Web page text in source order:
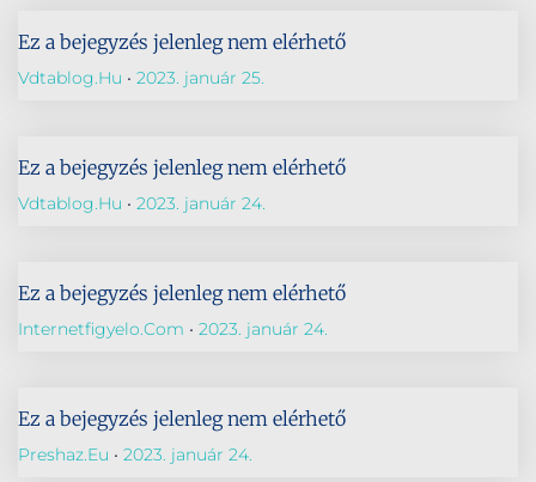
Ez a bejegyzés jelenleg nem elérhető
Vdtablog.hu 2023. január 25.
Ez a bejegyzés jelenleg nem elérhető
Vdtablog.hu 2023. január 24.
Ez a bejegyzés jelenleg nem elérhető
Internetfigyelo.com 2023. január 24.
Ez a bejegyzés jelenleg nem elérhető
Preshaz.eu 2023. január 24.